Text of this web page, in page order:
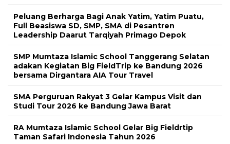
Peluang Berharga Bagi Anak Yatim, Yatim Puatu,
Full Beasiswa SD, SMP, SMA di Pesantren
Leadership Daarut Tarqiyah Primago Depok
SMP Mumtaza Islamic School Tanggerang Selatan
adakan Kegiatan Big FieldTrip ke Bandung 2026
bersama Dirgantara AIA Tour Travel
SMA Perguruan Rakyat 3 Gelar Kampus Visit dan
Studi Tour 2026 ke Bandung Jawa Barat
RA Mumtaza Islamic School Gelar Big Fieldrtip
Taman Safari Indonesia Tahun 2026